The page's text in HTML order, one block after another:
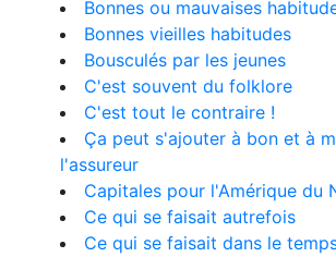
Bonnes ou mauvaises
Bonnes vieilles habitudes
Bousculés par les jeunes
C'est souvent du folklore
C'est tout le contraire !
Ça peut s'ajouter à bon et à
l'assureur
Capitales pour l'Amérique du
Ce qui se faisait autrefois
Ce qui se faisait dans le